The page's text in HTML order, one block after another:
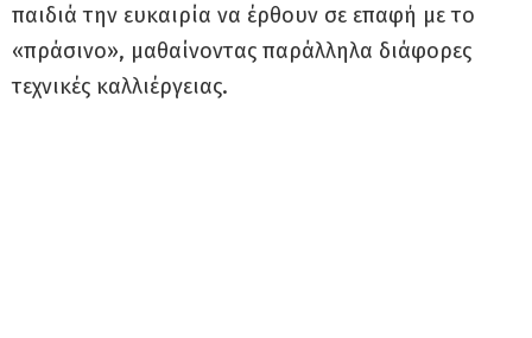
παιδιά την ευκαιρία να έρθουν σε επαφή με το
«πράσινο», μαθαίνοντας παράλληλα διάφορες
τεχνικές καλλιέργειας.